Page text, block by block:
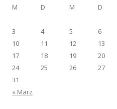
M
D M D
3
4 5 6
10
11 12 13
17
18 19 20
24
25 26 27
31
« März